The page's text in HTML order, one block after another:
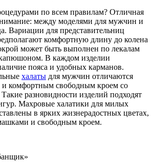
по всем правилам? Отличная
между моделями для мужчин и
Вариации для представительниц
комфортную длину до колена
может быть выполнен по лекалам
В каждом изделии
пояса и удобных карманов.
халаты для мужчин отличаются
и комфортным свободным кроем со
разновидности изделий подходят
Махровые халатики для милых
в ярких жизнерадостных цветах,
и свободным кроем.